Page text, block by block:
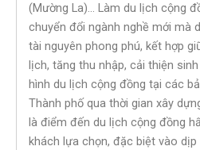
(Mường La)… Làm du lịch cộng
chuyển đổi ngành nghề mới mà
tài nguyên phong phú, kết hợp
lịch, tăng thu nhập, cải thiện
hình du lịch cộng đồng tại các
Thành phố qua thời gian xây
là điểm đến du lịch cộng đồng
khách lựa chọn, đặc biệt vào dịp